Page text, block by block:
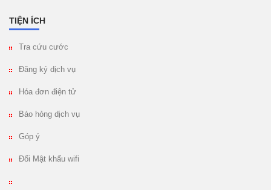
TIỆN ÍCH
Tra cứu cước
Đăng ký dịch vụ
Hóa đơn điện tử
Báo hỏng dịch vụ
Góp ý
Đổi Mật khẩu wifi